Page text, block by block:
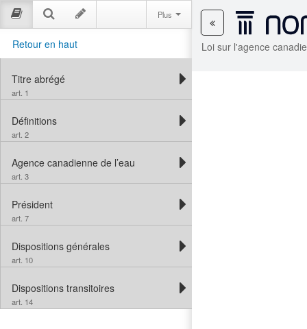
Loi sur l'agence
Plus
Retour en haut
Titre abrégé
art. 1
Définitions
art. 2
Agence canadienne de l’eau
art. 3
Président
art. 7
Dispositions générales
art. 10
Dispositions transitoires
art. 14